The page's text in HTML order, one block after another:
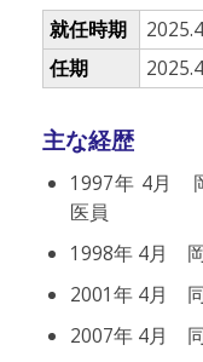
就任時期
任期
主な経歴
1997年 4月
医員
1998年 4月
2001年 4月
2007年 4月